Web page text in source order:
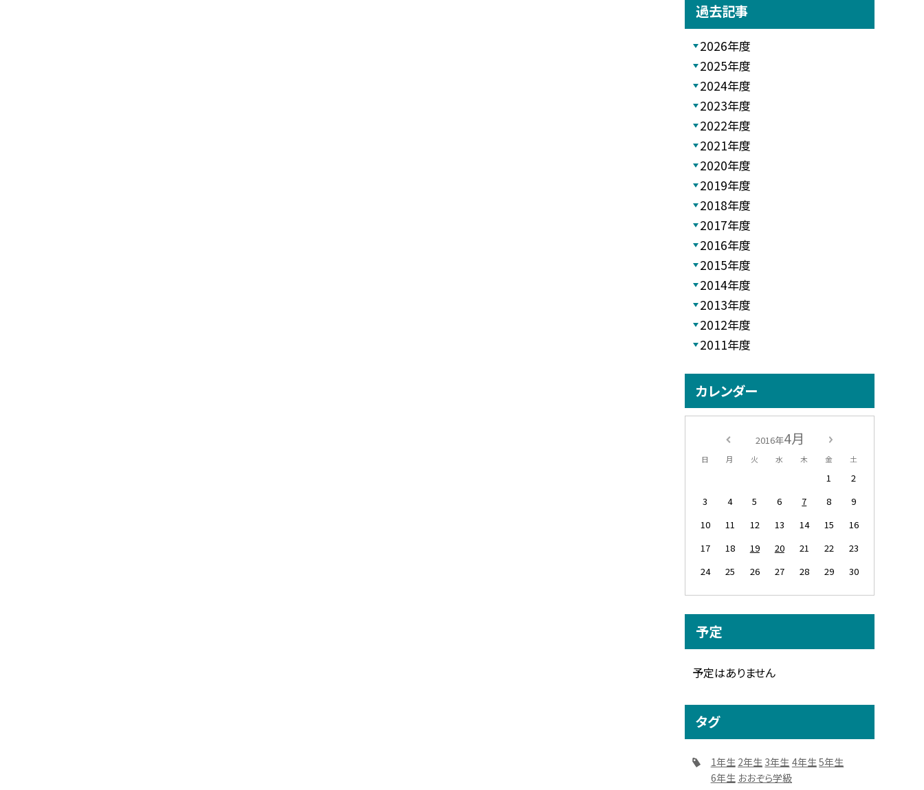
過去記事
2026年度
2025年度
2024年度
2023年度
2022年度
2021年度
2020年度
2019年度
2018年度
2017年度
2016年度
2015年度
2014年度
2013年度
2012年度
2011年度
カレンダー
2016年4月
日 月 火 水 木 金 土
1
2
3
4 5 6 7 8
9
10
11 12 13 14 15
16
17
18 19 20 21 22
23
24
25 26 27 28 29 30
予定
予定はありません
タグ
1年生 2年生 3年生 4年生 5年生
6年生 おおぞら学級